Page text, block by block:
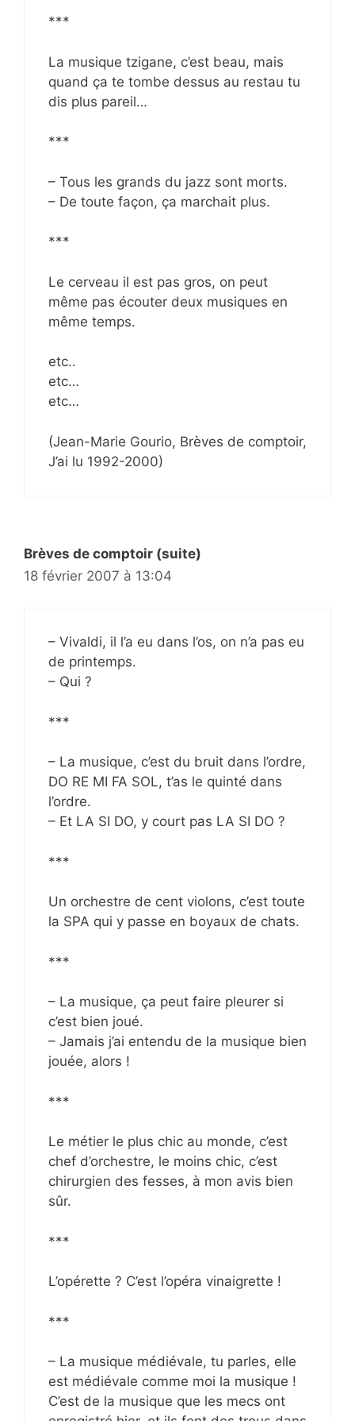
***
La musique tzigane, c’est beau, mais
quand ça te tombe dessus au restau tu
dis plus pareil…
***
– Tous les grands du jazz sont morts.
– De toute façon, ça marchait plus.
***
Le cerveau il est pas gros, on peut
même pas écouter deux musiques en
même temps.
etc..
etc…
etc…
(Jean-Marie Gourio, Brèves de comptoir,
J’ai lu 1992-2000)
Brèves de comptoir (suite)
18 février 2007 à 13:04
– Vivaldi, il l’a eu dans l’os, on n’a pas eu
de printemps.
– Qui ?
***
– La musique, c’est du bruit dans l’ordre,
DO RE MI FA SOL, t’as le quinté dans
l’ordre.
– Et LA SI DO, y court pas LA SI DO ?
***
Un orchestre de cent violons, c’est toute
la SPA qui y passe en boyaux de chats.
***
– La musique, ça peut faire pleurer si
c’est bien joué.
– Jamais j’ai entendu de la musique bien
jouée, alors !
***
Le métier le plus chic au monde, c’est
chef d’orchestre, le moins chic, c’est
chirurgien des fesses, à mon avis bien
sûr.
***
L’opérette ? C’est l’opéra vinaigrette !
***
– La musique médiévale, tu parles, elle
est médiévale comme moi la musique !
C’est de la musique que les mecs ont